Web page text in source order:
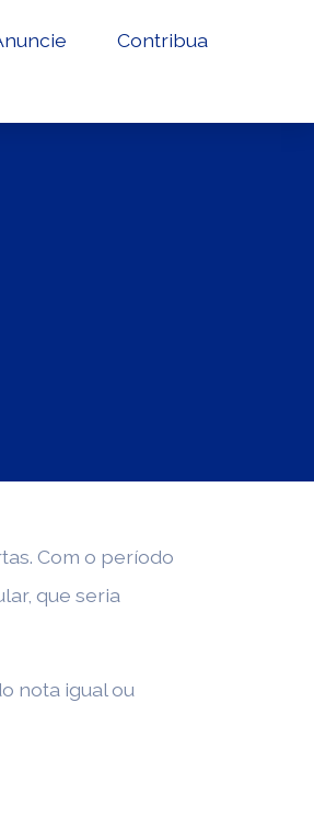
Contribua
Com o período
que seria
nota igual ou